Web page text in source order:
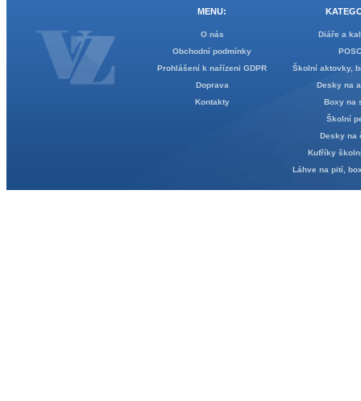
MENU:
O nás
Obchodní podmínky
Prohlášení k nařízeni GDPR
Doprava
Kontakty
Diáře a
Školní aktovky,
Desky na
Boxy na
Školní
Desky na
Kufříky
Láhve na pití,